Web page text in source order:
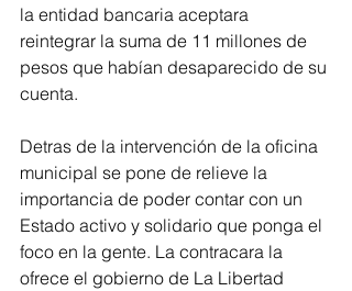
la entidad bancaria aceptara
reintegrar la suma de 11 millones de
pesos que habían desaparecido de su
cuenta.
Detras de la intervención de la oficina
municipal se pone de relieve la
importancia de poder contar con un
Estado activo y solidario que ponga el
foco en la gente. La contracara la
ofrece el gobierno de La Libertad